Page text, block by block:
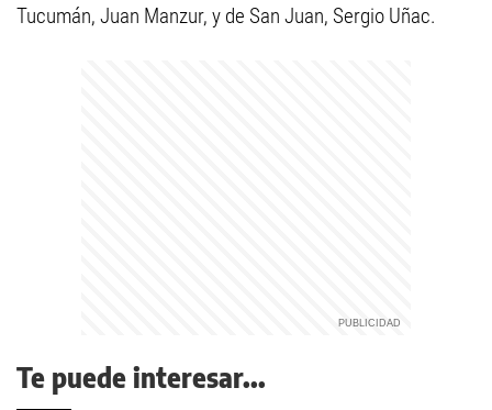
Tucumán, Juan Manzur, y de San Juan, Sergio Uñac.
Te puede interesar...